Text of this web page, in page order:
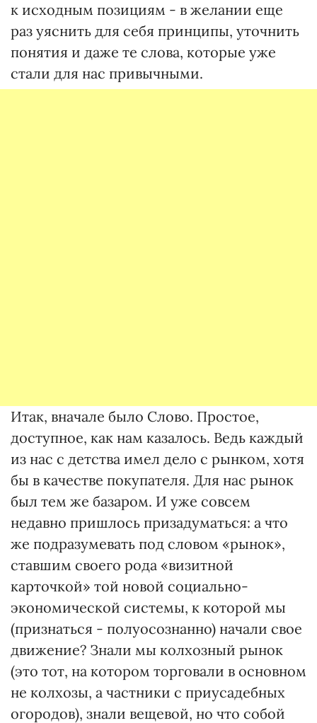
к исходным позициям - в желании еще
раз уяснить для себя принципы, уточнить
понятия и даже те слова, которые уже
стали для нас привычными.
Итак, вначале было Слово. Простое,
доступное, как нам казалось. Ведь каждый
из нас с детства имел дело с рынком, хотя
бы в качестве покупателя. Для нас рынок
был тем же базаром. И уже совсем
недавно пришлось призадуматься: а что
же подразумевать под словом «рынок»,
ставшим своего рода «визитной
карточкой» той новой социально-
экономической системы, к которой мы
(признаться - полуосознанно) начали свое
движение? Знали мы колхозный рынок
(это тот, на котором торговали в основном
не колхозы, а частники с приусадебных
огородов), знали вещевой, но что собой